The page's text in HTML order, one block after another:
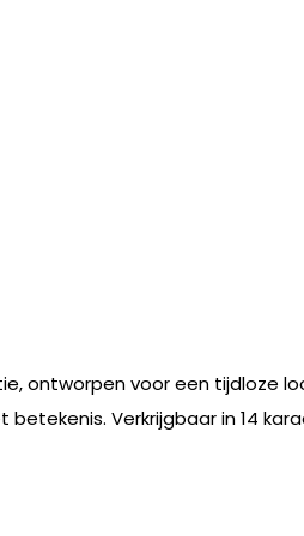
ontworpen voor een tijdloze
Verkrijgbaar in 14